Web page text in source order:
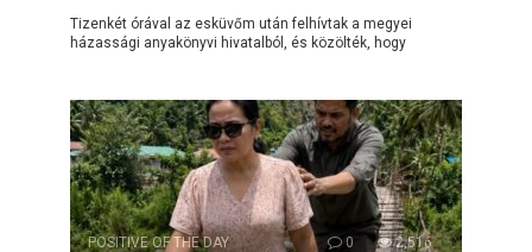
Tizenkét órával az esküvőm után felhívtak a megyei
házassági anyakönyvi hivatalból, és közölték, hogy
POSITIVE OF THE DAY 0 2,516